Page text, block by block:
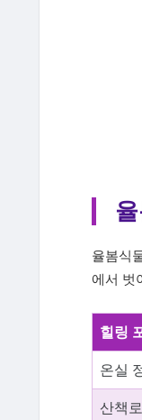
율봄식
에서 벗
힐링
온실
산책로